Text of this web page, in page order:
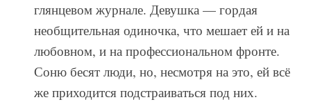
глянцевом журнале. Девушка — гордая
необщительная одиночка, что мешает ей и на
любовном, и на профессиональном фронте.
Соню бесят люди, но, несмотря на это, ей всё
же приходится подстраиваться под них.